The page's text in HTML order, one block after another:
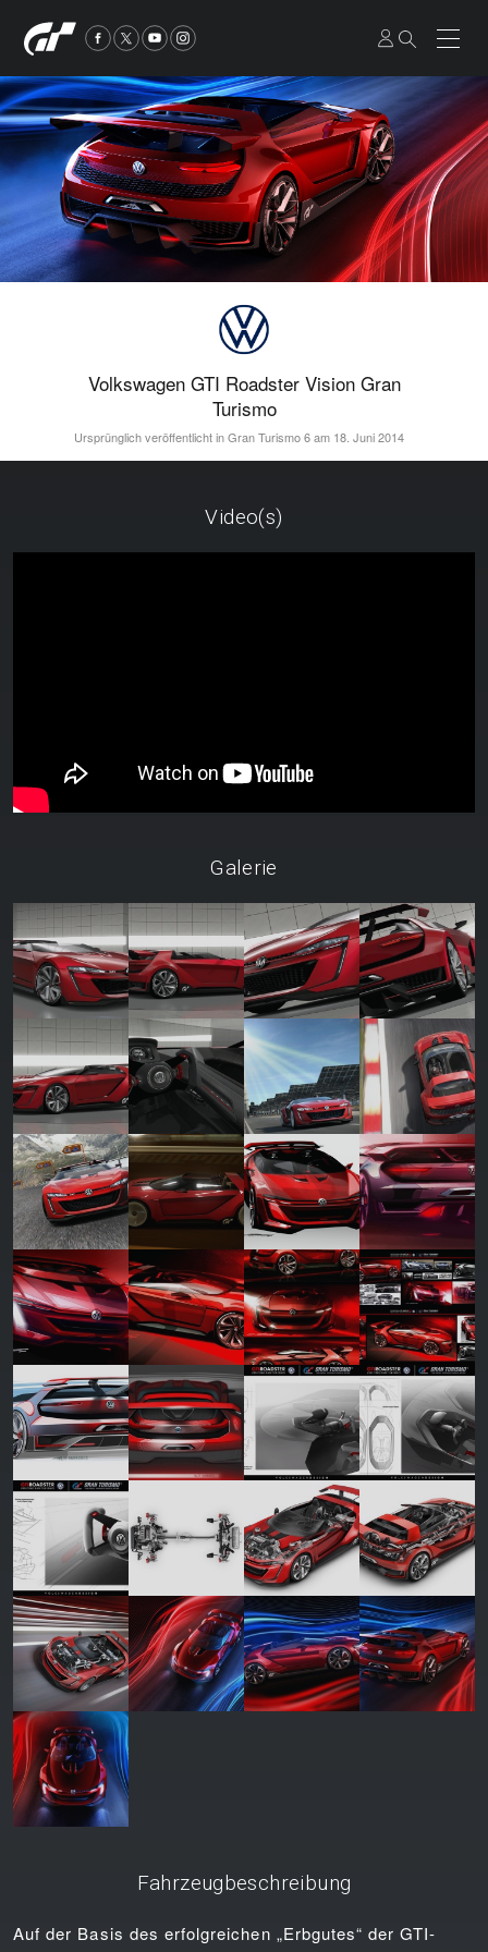
Volkswagen GTI Roadster Vision Gran
Turismo
Ursprünglich veröffentlicht in Gran Turismo 6 am 18. Juni 2014
Video(s)
Galerie
Fahrzeugbeschreibung
Auf der Basis des erfolgreichen „Erbgutes“ der GTI-